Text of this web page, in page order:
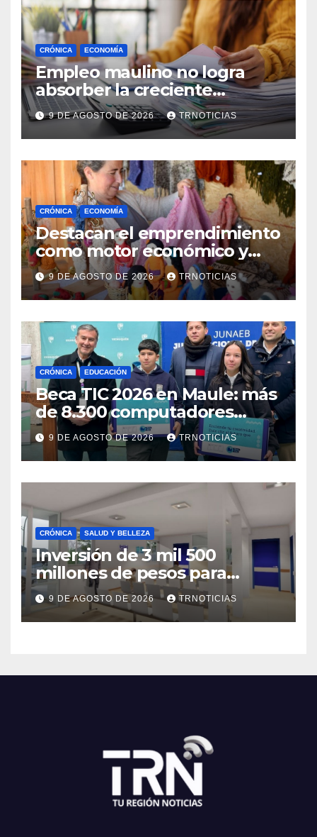
CRÓNICA ECONOMÍA
Empleo maulino no logra
absorber la creciente
demanda por trabajo
9 DE AGOSTO DE 2026 TRNOTICIAS
CRÓNICA ECONOMÍA
Destacan el emprendimiento
como motor económico y
anuncia fortalecer apoyos
para empleo autónomo
9 DE AGOSTO DE 2026 TRNOTICIAS
CRÓNICA EDUCACIÓN
Beca TIC 2026 en Maule: más
de 8.300 computadores
están siendo entregados en
la región
9 DE AGOSTO DE 2026 TRNOTICIAS
CRÓNICA SALUD Y BELLEZA
Inversión de 3 mil 500
millones de pesos para
mejorar el Cesfam
Astaburuaga
9 DE AGOSTO DE 2026 TRNOTICIAS